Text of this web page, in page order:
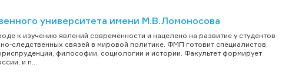
университета имени М.В.Ломоносова
к изучению явлений современности и нацелено на развитие у студентов
следственных связей в мировой политике. ФМП готовит специалистов,
философии, социологии и истории. Факультет формирует
и п...